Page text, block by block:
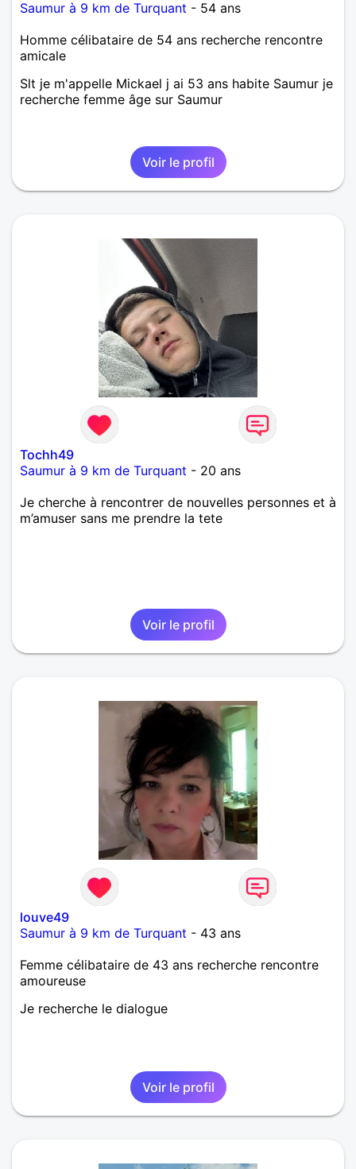
Saumur à 9 km de Turquant - 54 ans
Homme célibataire de 54 ans recherche rencontre
amicale
Slt je m'appelle Mickael j ai 53 ans habite Saumur je
recherche femme âge sur Saumur
Voir le profil
Tochh49
Saumur à 9 km de Turquant - 20 ans
Je cherche à rencontrer de nouvelles personnes et à
m’amuser sans me prendre la tete
Voir le profil
louve49
Saumur à 9 km de Turquant - 43 ans
Femme célibataire de 43 ans recherche rencontre
amoureuse
Je recherche le dialogue
Voir le profil